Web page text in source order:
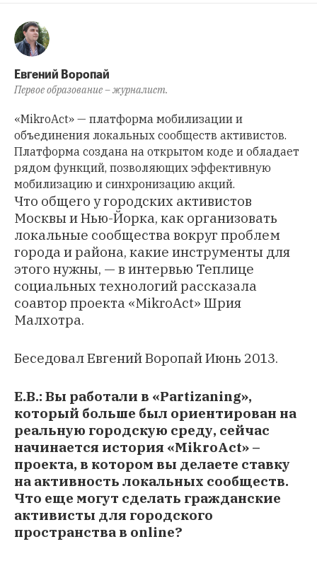
Евгений Воропай
Первое образование – журналист.
«MikroAct» — платформа мобилизации и
объединения локальных сообществ активистов.
Платформа создана на открытом коде и обладает
рядом функций, позволяющих эффективную
мобилизацию и синхронизацию акций.
Что общего у городских активистов
Москвы и Нью-Йорка, как организовать
локальные сообщества вокруг проблем
города и района, какие инструменты для
этого нужны, — в интервью Теплице
социальных технологий рассказала
соавтор проекта «MikroAct» Шрия
Малхотра.
Беседовал Евгений Воропай Июнь 2013.
Е.В.: Вы работали в «Partizaning»,
который больше был ориентирован на
реальную городскую среду, сейчас
начинается история «MikroAct» –
проекта, в котором вы делаете ставку
на активность локальных сообществ.
Что еще могут сделать гражданские
активисты для городского
пространства в online?